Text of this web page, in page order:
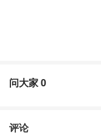
问大家0
评论